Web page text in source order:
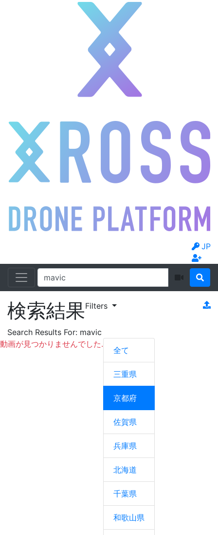
JP
検索結果Filters
Search Results For: mavic
動画が見つかりませんでした.
全て
三重県
京都府
佐賀県
兵庫県
北海道
千葉県
和歌山県